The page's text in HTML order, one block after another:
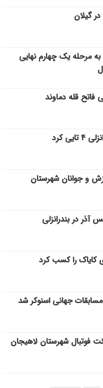
مرحله یک چهارم نهایی
فاتح قله دماوند
کرد
و جوانان شهرستان
در بندرانزلی
کایاک را کسب کرد
جهانی اسنوکر شد
فوتبال شهرستان لاهیجان